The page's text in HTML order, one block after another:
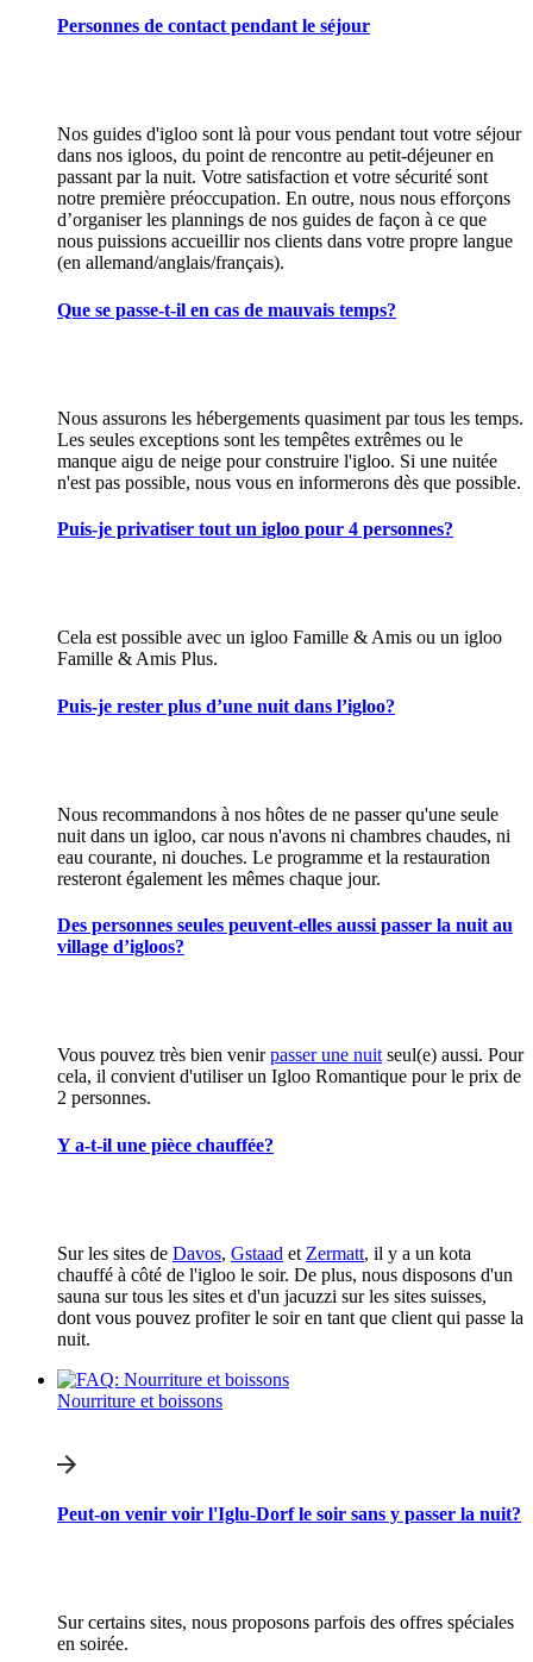
Personnes de contact pendant le séjour
Nos guides d'igloo sont là pour vous pendant tout votre séjour
dans nos igloos, du point de rencontre au petit-déjeuner en
passant par la nuit. Votre satisfaction et votre sécurité sont
notre première préoccupation. En outre, nous nous efforçons
d’organiser les plannings de nos guides de façon à ce que
nous puissions accueillir nos clients dans votre propre langue
(en allemand/anglais/français).
Que se passe-t-il en cas de mauvais temps?
Nous assurons les hébergements quasiment par tous les temps.
Les seules exceptions sont les tempêtes extrêmes ou le
manque aigu de neige pour construire l'igloo. Si une nuitée
n'est pas possible, nous vous en informerons dès que possible.
Puis-je privatiser tout un igloo pour 4 personnes?
Cela est possible avec un igloo Famille & Amis ou un igloo
Famille & Amis Plus.
Puis-je rester plus d’une nuit dans l’igloo?
Nous recommandons à nos hôtes de ne passer qu'une seule
nuit dans un igloo, car nous n'avons ni chambres chaudes, ni
eau courante, ni douches. Le programme et la restauration
resteront également les mêmes chaque jour.
Des personnes seules peuvent-elles aussi passer la nuit au
village d’igloos?
Vous pouvez très bien venirpasser une nuitseul(e) aussi. Pour
cela, il convient d'utiliser un Igloo Romantique pour le prix de
2 personnes.
Y a-t-il une pièce chauffée?
Sur les sites de Davos, Gstaad et Zermatt, il y a un kota
chauffé à côté de l'igloo le soir. De plus, nous disposons d'un
sauna sur tous les sites et d'un jacuzzi sur les sites suisses,
dont vous pouvez profiter le soir en tant que client qui passe la
nuit.
Nourriture et boissons
Peut-on venir voir l'Iglu-Dorf le soir sans y passer la nuit?
Sur certains sites, nous proposons parfois des offres spéciales
en soirée.